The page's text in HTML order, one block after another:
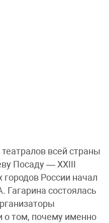
всей страны
Посаду — XXIII
России начал
состоялась
о том, почему именно